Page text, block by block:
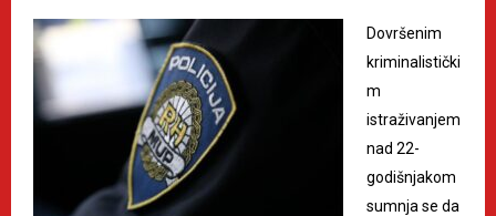
Dovršenim
kriminalistički
m
istraživanjem
nad 22-
godišnjakom
sumnja se da